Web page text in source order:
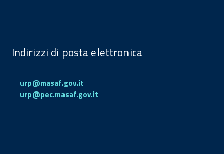
Indirizzi di posta elettronica
urp@masaf.gov.it
urp@pec.masaf.gov.it